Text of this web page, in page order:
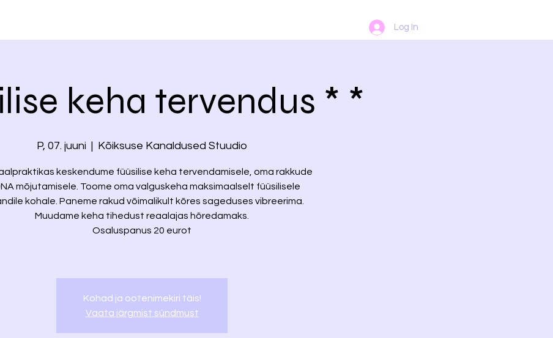
Log In
keha tervendus * *
P, 07. juuni
  |
Kõiksuse Kanaldused Stuudio
keskendume füüsilise keha tervendamisele, oma rakkude
mõjutamisele. Toome oma valguskeha maksimaalselt füüsilisele
kohale. Paneme rakud võimalikult kõres sageduses vibreerima.
Muudame keha tihedust reaalajas hõredamaks.
Osaluspanus 20 eurot
Kohad ja ootenimekiri täis!
Vaata järgmist sündmust